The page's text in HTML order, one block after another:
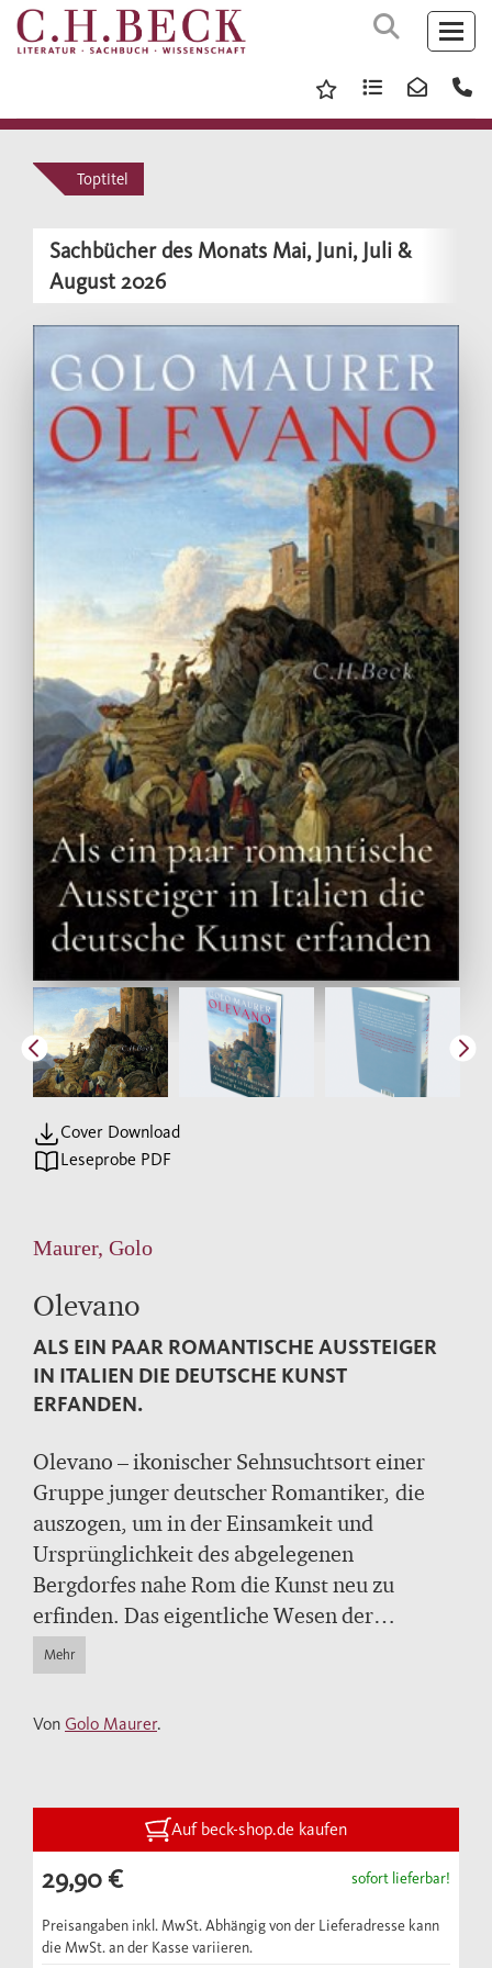
Toptitel
Sachbücher des Monats Mai, Juni, Juli &
August 2026
Cover Download
Leseprobe PDF
Maurer, Golo
Olevano
ALS EIN PAAR ROMANTISCHE AUSSTEIGER
IN ITALIEN DIE DEUTSCHE KUNST
ERFANDEN.
Olevano – ikonischer Sehnsuchtsort einer
Gruppe junger deutscher Romantiker, die
auszogen, um in der Einsamkeit und
Ursprünglichkeit des abgelegenen
Bergdorfes nahe Rom die Kunst neu zu
erfinden. Das eigentliche Wesen der
deutschen Romantik wird an kaum einem
anderen Ort so greifbar wie hier, wo aus der
Märchenwelt eine einflussreiche Avantgarde
Um 1800 gab es viele deutsche Künstler, aber
erfunden werden. Und das geschah nicht in
Deutschland, sondern in Italien, und zwar in
Olevano, wo um 1820 eine kleine Gruppe
Mehr
Von Golo Maurer.
Auf beck-shop.de kaufen
29,90 € sofort lieferbar!
Preisangaben inkl. MwSt. Abhängig von der Lieferadresse kann
die MwSt. an der Kasse variieren.